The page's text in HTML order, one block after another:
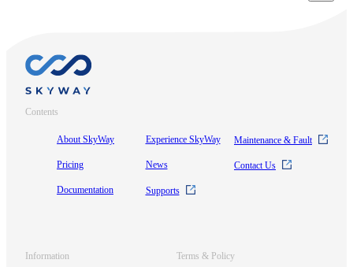
Contents
About SkyWay
Pricing
Documentation
Experience SkyWay
News
Supports
Maintenance & Fault
Contact Us
Information Terms & Policy